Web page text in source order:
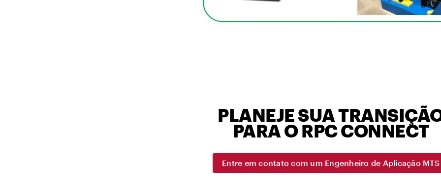
PLANEJE SUA
PARA O RPC CONNECT
Entre em contato com um Engenheiro de Aplicação MTS